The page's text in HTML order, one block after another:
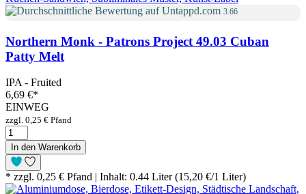
3.66
Northern Monk - Patrons Project 49.03 Cuban
Patty Melt
IPA - Fruited
6,69 €*
EINWEG
zzgl. 0,25 € Pfand
In den Warenkorb
* zzgl. 0,25 € Pfand | Inhalt: 0.44 Liter (15,20 €/1 Liter)